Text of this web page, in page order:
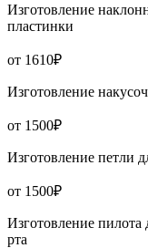
Изготовление
пластинки
от 1610₽
Изготовление
от 1500₽
Изготовление петли
от 1500₽
Изготовление пилота
рта